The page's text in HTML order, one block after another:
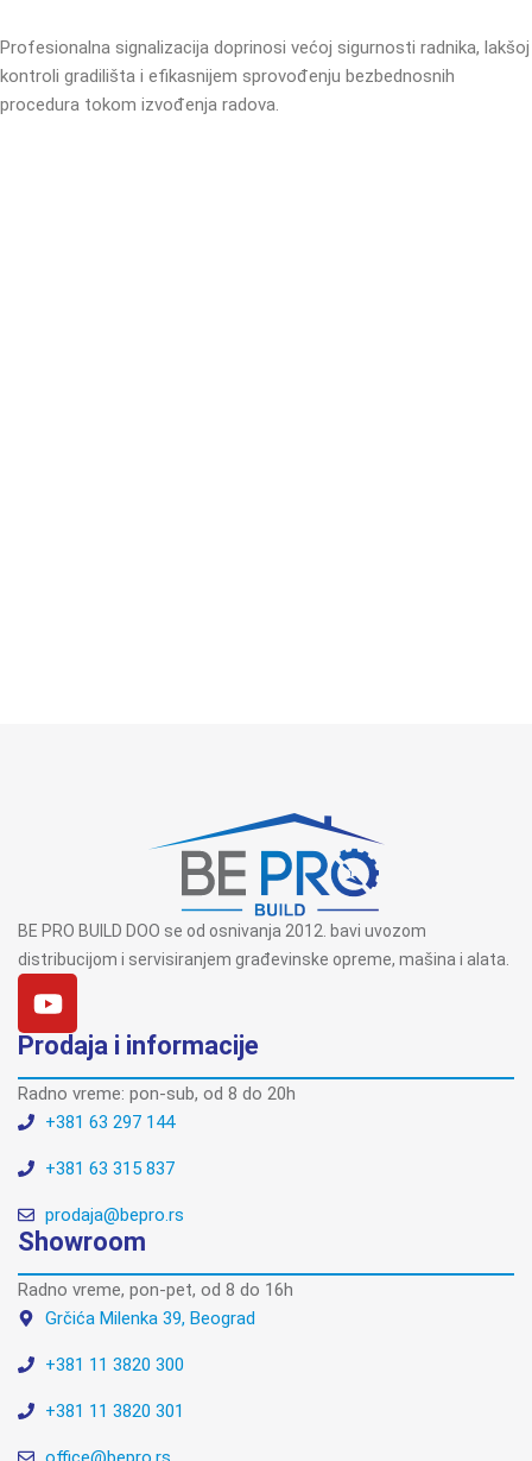
Profesionalna signalizacija doprinosi većoj sigurnosti radnika, lakšoj
kontroli gradilišta i efikasnijem sprovođenju bezbednosnih
procedura tokom izvođenja radova.
BE PRO BUILD DOO se od osnivanja 2012. bavi uvozom
distribucijom i servisiranjem građevinske opreme, mašina i alata.
Prodaja i informacije
Radno vreme: pon-sub, od 8 do 20h
+381 63 297 144
+381 63 315 837
prodaja@bepro.rs
Showroom
Radno vreme, pon-pet, od 8 do 16h
Grčića Milenka 39, Beograd
+381 11 3820 300
+381 11 3820 301